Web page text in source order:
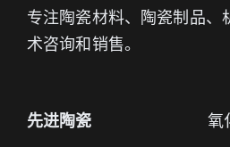
专注陶瓷材料、陶瓷制品、
术咨询和销售。
先进陶瓷
氧